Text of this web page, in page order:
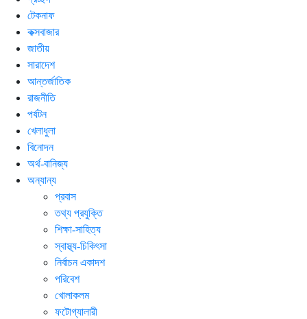
টেকনাফ
কক্সবাজার
জাতীয়
সারাদেশ
আন্তর্জাতিক
রাজনীতি
পর্যটন
খেলাধুলা
বিনোদন
অর্থ-বানিজ্য
অন্যান্য
প্রবাস
তথ্য প্রযুক্তি
শিক্ষা-সাহিত্য
স্বাস্থ্য-চিকিৎসা
নির্বাচন একাদশ
পরিবেশ
খোলাকলম
ফটোগ্যালারী